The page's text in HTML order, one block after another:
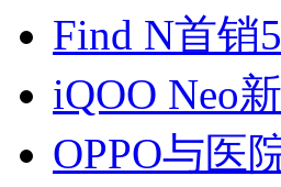
Find N首销
iQOO Neo
OPPO与医